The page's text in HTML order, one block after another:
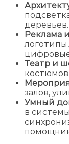
деревьев.
Реклама
Театр и
залов,
Умный
в